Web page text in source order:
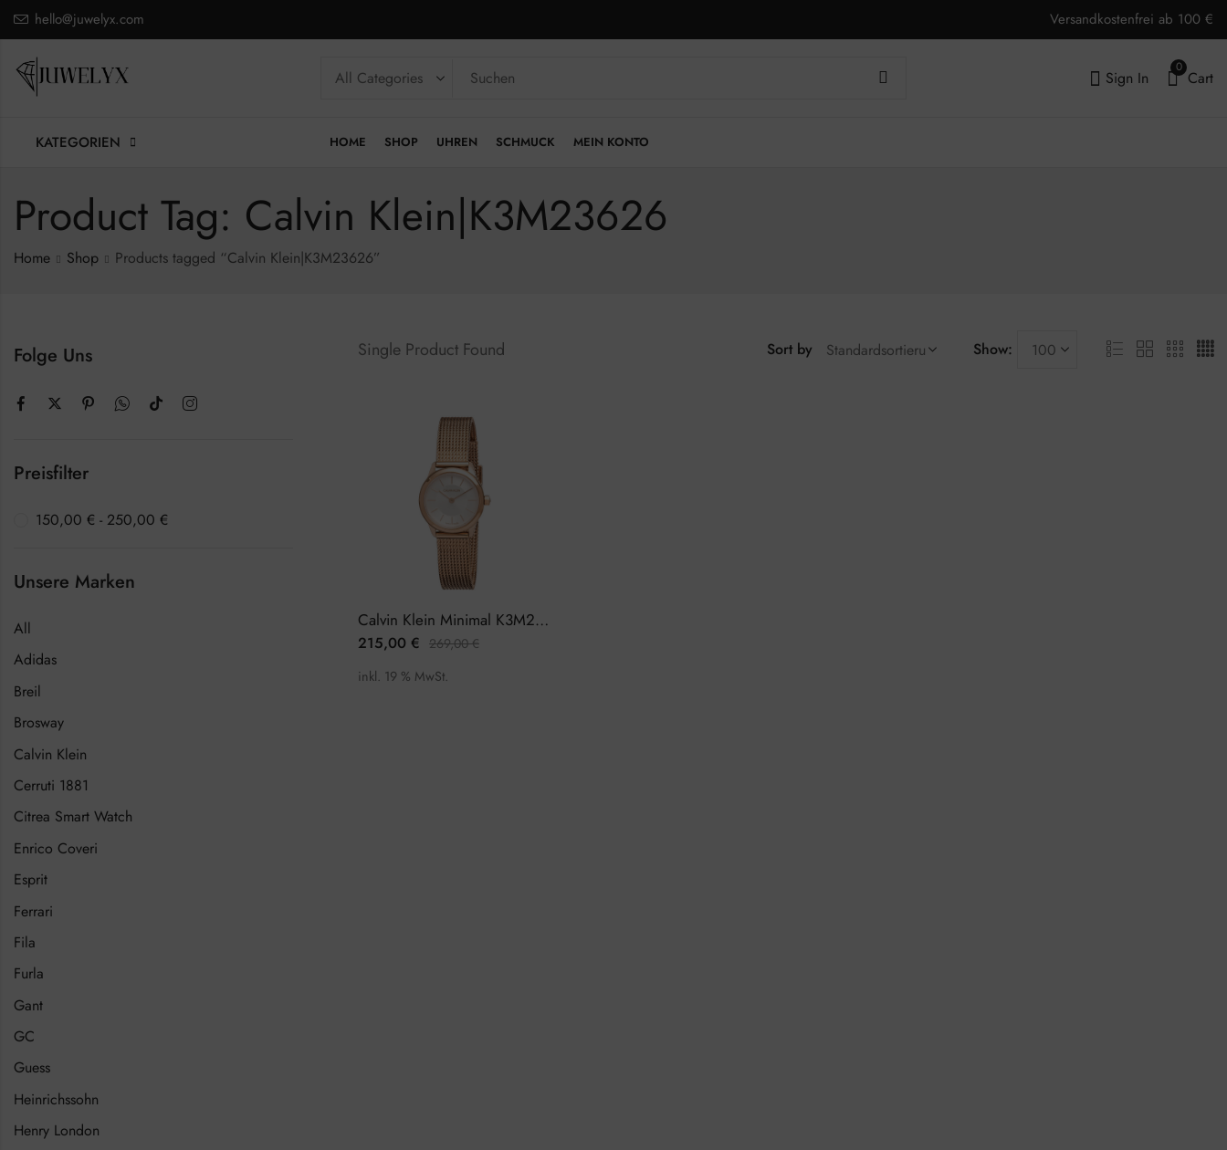
hello@juwelyx.com Versandkostenfrei ab 100 €
Sign In
0
Cart
KATEGORIEN HOME SHOP UHREN SCHMUCK MEIN KONTO
Product Tag: Calvin Klein|K3M23626
Home Shop Products tagged “Calvin Klein|K3M23626”
Single Product Found Sort by Show:
Calvin Klein Minimal K3M23626 Damenuhr
215,00 € 269,00€
inkl. 19 % MwSt.
Folge Uns
Preisfilter
150,00 € - 250,00 €
Unsere Marken
All
Adidas
Breil
Brosway
Calvin Klein
Cerruti 1881
Citrea Smart Watch
Enrico Coveri
Esprit
Ferrari
Fila
Furla
Gant
GC
Guess
Heinrichssohn
Henry London